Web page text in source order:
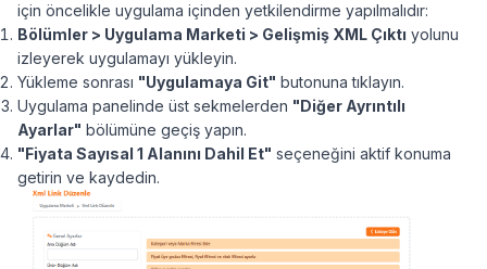
için öncelikle uygulama içinden yetkilendirme yapılmalıdır:
Bölümler > Uygulama Marketi > Gelişmiş XML Çıktı yolunu
izleyerek uygulamayı yükleyin.
Yükleme sonrası "Uygulamaya Git" butonuna tıklayın.
Uygulama panelinde üst sekmelerden "Diğer Ayrıntılı
Ayarlar" bölümüne geçiş yapın.
"Fiyata Sayısal 1 Alanını Dahil Et" seçeneğini aktif konuma
getirin ve kaydedin.